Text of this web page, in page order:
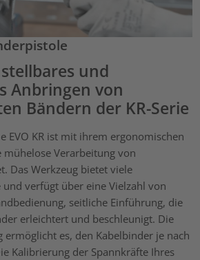
und
Anbringen von
Bändern der KR-Serie
EVO KR ist mit ihrem ergonomischen
Verarbeitung von
Das Werkzeug bietet viele
verfügt über eine Vielzahl von
seitliche Einführung, die
erleichtert und beschleunigt. Die
ermöglicht es, den Kabelbinder je nach
Kalibrierung der Spannkräfte Ihres